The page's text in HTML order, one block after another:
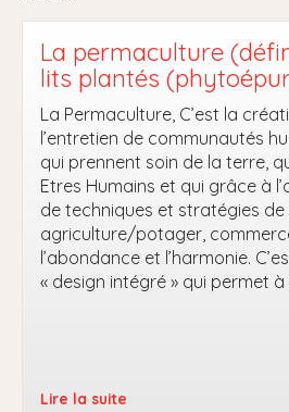
La permaculture
lits plantés
La Permaculture, C’est la
l’entretien de communautés
qui prennent soin de la terre,
Etres Humains et qui grâce à
de techniques et stratégies de
agriculture/potager,
l’abondance et l’harmonie.
« design intégré » qui permet
Lire la suite